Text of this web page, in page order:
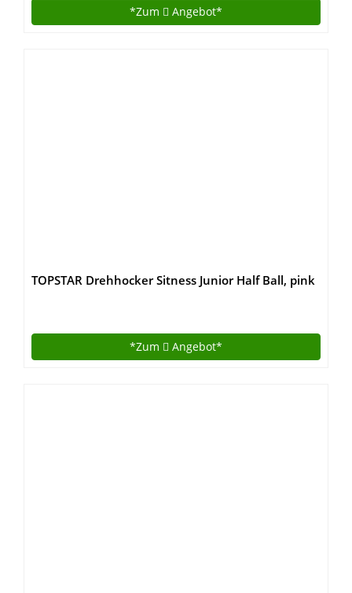
*Zum Angebot*
TOPSTAR Drehhocker Sitness Junior Half Ball, pink
*Zum Angebot*